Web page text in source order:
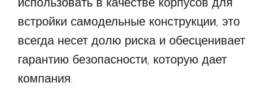
использовать в качестве корпусов для
встройки самодельные конструкции, это
всегда несет долю риска и обесценивает
гарантию безопасности, которую дает
компания.